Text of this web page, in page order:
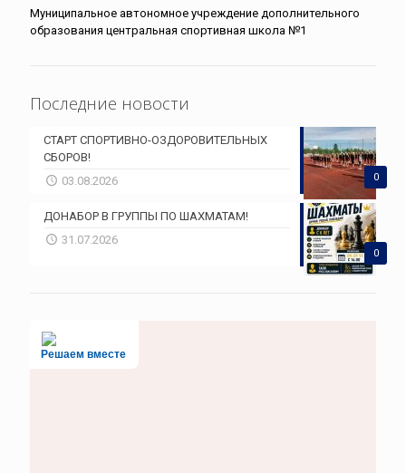
Муниципальное автономное учреждение дополнительного
образования центральная спортивная школа №1
Последние новости
0
СТАРТ СПОРТИВНО-ОЗДОРОВИТЕЛЬНЫХ
СБОРОВ!
03.08.2026
0
ДОНАБОР В ГРУППЫ ПО ШАХМАТАМ!
31.07.2026
Решаем вместе